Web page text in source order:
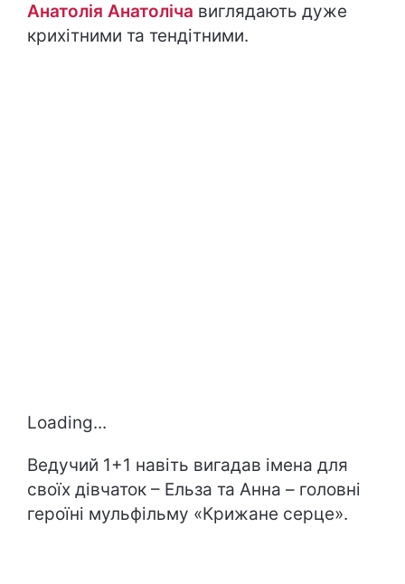
Анатолія Анатоліча виглядають дуже
крихітними та тендітними.
Loading...
Ведучий 1+1 навіть вигадав імена для
своїх дівчаток – Ельза та Анна – головні
героїні мульфільму «Крижане серце».